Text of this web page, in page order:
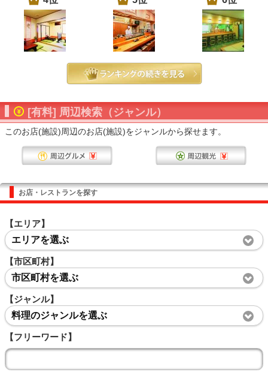
[有料] 周辺検索（ジャンル）
このお店(施設)周辺のお店(施設)をジャンルから探せます。
お店・レストランを探す
【エリア】
エリアを選ぶ
【市区町村】
市区町村を選ぶ
【ジャンル】
料理のジャンルを選ぶ
【フリーワード】